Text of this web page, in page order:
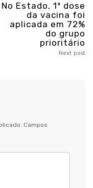
No Estado, 1ª dose
da vacina foi
aplicada em 72%
do grupo
prioritário
Next post
Campos